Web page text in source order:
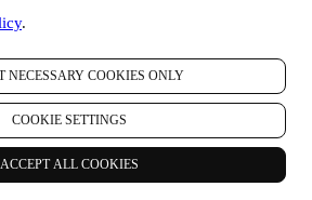
.
NECESSARY COOKIES ONLY
COOKIE SETTINGS
ACCEPT ALL COOKIES
à l'adresse:
sera traitée dans les meilleurs délais, mais
il se peut que vous receviez
supplémentaires jusqu'à ce que
soit complètement traitée.Veuillez garder
ne transmettons pas et ne vendons pas vos
données personnelles à d’autres sociétés
/ LA PERSONNALISATION DE